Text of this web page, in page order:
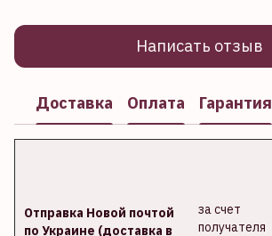
Написать отзыв
Доставка Оплата Гарантия
Отправка Новой почтой
по Украине (доставка в
за счет
получателя